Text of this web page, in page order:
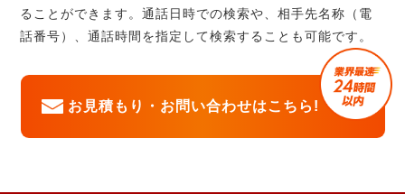
ることができます。通話日時での検索や、相手先名称（電
話番号）、通話時間を指定して検索することも可能です。
お見積もり・お問い合わせはこちら!